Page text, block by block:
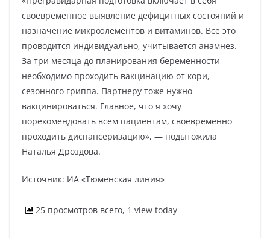
своевременное выявление дефицитных состояний и
назначение микроэлементов и витаминов. Все это
проводится индивидуально, учитывается анамнез.
За три месяца до планирования беременности
необходимо проходить вакцинацию от кори,
сезонного гриппа. Партнеру тоже нужно
вакцинироваться. Главное, что я хочу
порекомендовать всем пациентам, своевременно
проходить диспансеризацию», — подытожила
Наталья Дроздова.
Источник: ИА «Тюменская линия»
25 просмотров всего, 1 view today